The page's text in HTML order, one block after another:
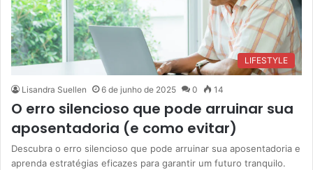
LIFESTYLE
Lisandra Suellen 6 de junho de 2025 0 14
O erro silencioso que pode arruinar sua
aposentadoria (e como evitar)
Descubra o erro silencioso que pode arruinar sua aposentadoria e
aprenda estratégias eficazes para garantir um futuro tranquilo.